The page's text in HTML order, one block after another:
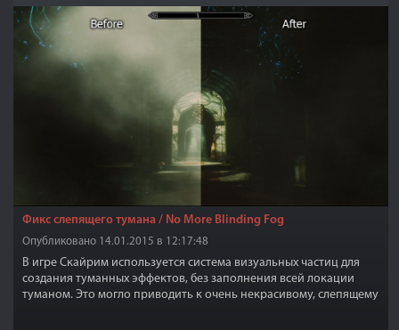
Фикс слепящего тумана / No More Blinding Fog
Опубликовано 14.01.2015 в 12:17:48
В игре Скайрим используется система визуальных частиц для
создания туманных эффектов, без заполнения всей локации
туманом. Это могло приводить к очень некрасивому, слепящему